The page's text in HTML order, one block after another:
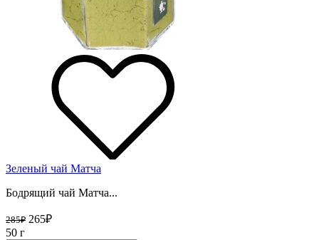
Зеленый чай Матча
Бодрящий чай Матча...
285₽ 265₽
50 г